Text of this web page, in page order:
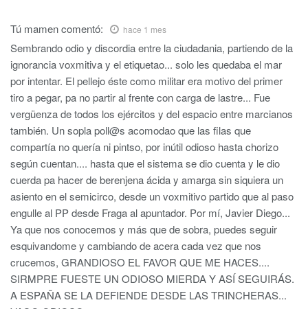
Tú mamencomentó: hace 1 mes
Sembrando odio y discordia entre la ciudadania, partiendo de la
ignorancia voxmitiva y el etiquetao... solo les quedaba el mar
por intentar. El pellejo éste como militar era motivo del primer
tiro a pegar, pa no partir al frente con carga de lastre... Fue
vergüenza de todos los ejércitos y del espacio entre marcianos
también. Un sopla poll@s acomodao que las filas que
compartía no quería ni pintso, por inútil odioso hasta chorizo
según cuentan.... hasta que el sistema se dio cuenta y le dio
cuerda pa hacer de berenjena ácida y amarga sin siquiera un
asiento en el semicirco, desde un voxmitivo partido que al paso
engulle al PP desde Fraga al apuntador. Por mí, Javier Diego...
Ya que nos conocemos y más que de sobra, puedes seguir
esquivandome y cambiando de acera cada vez que nos
crucemos, GRANDIOSO EL FAVOR QUE ME HACES....
SIRMPRE FUESTE UN ODIOSO MIERDA Y ASÍ SEGUIRÁS.
A ESPAÑA SE LA DEFIENDE DESDE LAS TRINCHERAS...